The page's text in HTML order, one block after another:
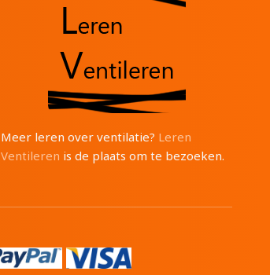
Meer leren over ventilatie? Leren
Ventileren is de plaats om te bezoeken.